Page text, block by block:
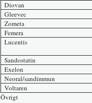
Diovan
Gleevec
Zometa
Femera
Lucentis
Sandostatin
Exelon
Neoral/sandimmun
Voltaren